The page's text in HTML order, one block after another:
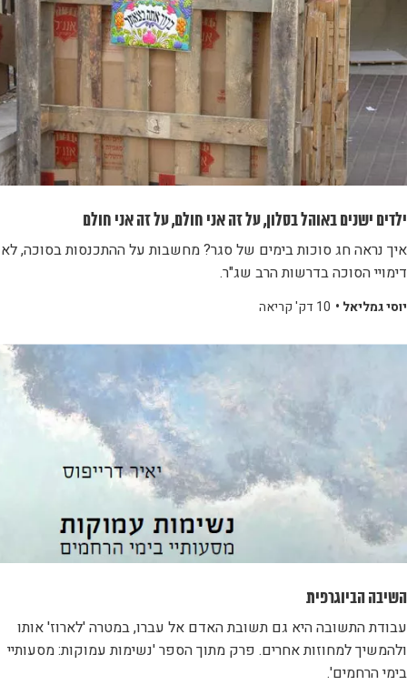
ילדים ישנים באוהל בסלון, על זה אני חולם, על זה אני חולם
יוסי גמליאל • 10 דק' קריאה
איך נראה חג סוכות בימים של סגר? מחשבות על ההתכנסות בסוכה,
דימויי הסוכה בדרשות הרב שג"ר.
השיבה הביוגרפית
עבודת התשובה היא גם תשובת האדם אל עברו, במטרה 'לארוז' אותו
ולהמשיך למחוזות אחרים. פרק מתוך הספר 'נשימות עמוקות: מסעותיי
בימי הרחמים'.